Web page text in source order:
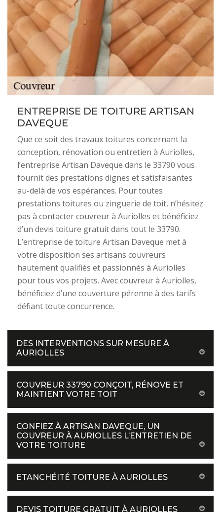
ENTREPRISE DE TOITURE ARTISAN
DAVEQUE
Que ce soit des travaux toitures concernant la
conception, rénovation ou entretien à Auriolles,
l’entreprise Artisan Daveque dans le 33790 vous
fournit des prestations dignes et satisfaisantes
au-delà de vos espérances. Pour toutes
prestations toitures ou zinguerie de toit, n’hésitez
pas à contacter couvreur à Auriolles et bénéficiez
d’un devis toiture gratuit dans tout le 33790.
L’entreprise de toiture Artisan Daveque met à
votre disposition ses artisans couvreurs
hautement qualifiés et passionnés à Auriolles
pour tous vos projets. Avec couvreur à Auriolles,
bénéficiez d’une couverture pérenne à des tarifs
défiant toute concurrence.
DES INTERVENTIONS SUR MESURE À
AURIOLLES
COUVREUR 33790 CONÇOIT, RÉNOVE ET
MAINTIENT VOTRE TOIT
CONFIEZ À ARTISAN DAVEQUE, UN
COUVREUR À AURIOLLES L’ENTRETIEN DE
VOTRE TOITURE
ETANCHÉITÉ TOITURE À AURIOLLES
DEVIS TOITURE GRATUIT À AURIOLLES